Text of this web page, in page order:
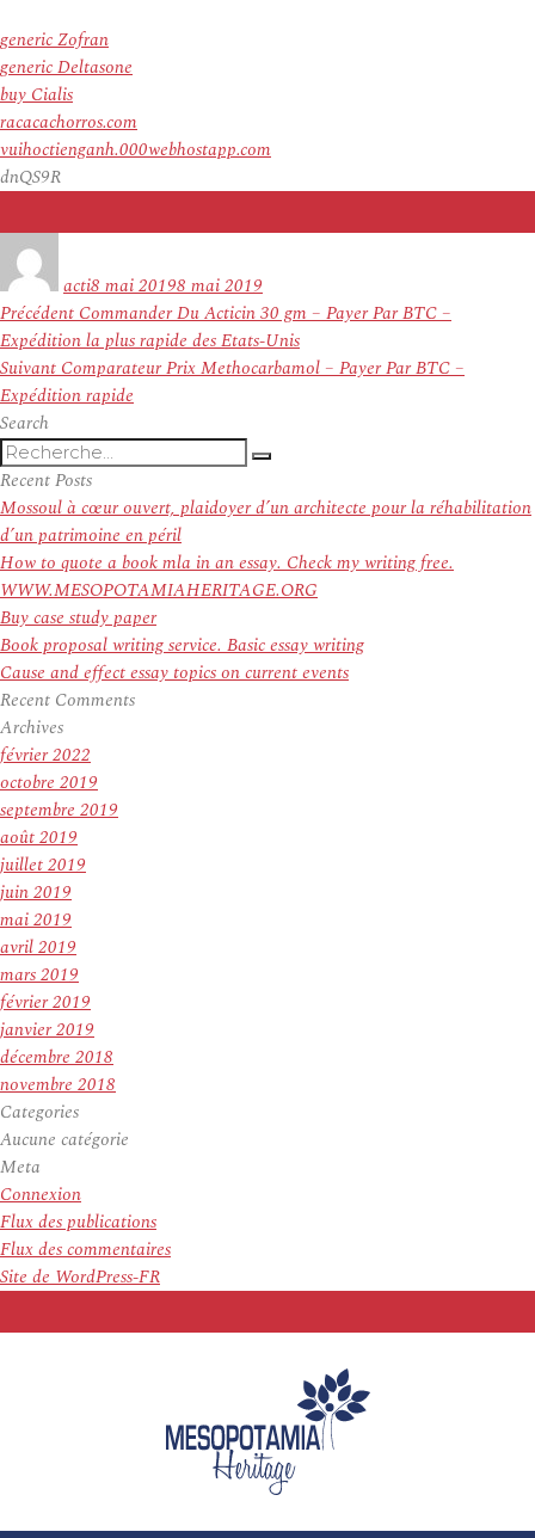
generic Zofran
generic Deltasone
buy Cialis
racacachorros.com
vuihoctienganh.000webhostapp.com
dnQS9R
actile
8 mai 20198 mai 2019
Navigation
de
l’article
Précédent Article
précédent :
Commander Du Acticin 30 gm – Payer Par BTC –
Expédition la plus rapide des Etats-Unis
Suivant Article
suivant :
Comparateur Prix Methocarbamol – Payer Par BTC –
Expédition rapide
Search
Recherche
pour
:
Recherche
Recent Posts
Mossoul à cœur ouvert, plaidoyer d’un architecte pour la réhabilitation
d’un patrimoine en péril
How to quote a book mla in an essay. Check my writing free.
WWW.MESOPOTAMIAHERITAGE.ORG
Buy case study paper
Book proposal writing service. Basic essay writing
Cause and effect essay topics on current events
Recent Comments
Archives
février 2022
octobre 2019
septembre 2019
août 2019
juillet 2019
juin 2019
mai 2019
avril 2019
mars 2019
février 2019
janvier 2019
décembre 2018
novembre 2018
Categories
Aucune catégorie
Meta
Connexion
Flux des publications
Flux des commentaires
Site de WordPress-FR